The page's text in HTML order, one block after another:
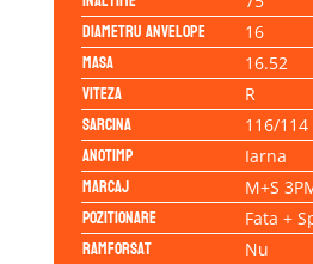
Diametru anvelope 16
Masa 16.52
Viteza R
Sarcina 116/114
Anotimp Iarna
Marcaj M+S
Pozitionare Fata +
Ramforsat Nu